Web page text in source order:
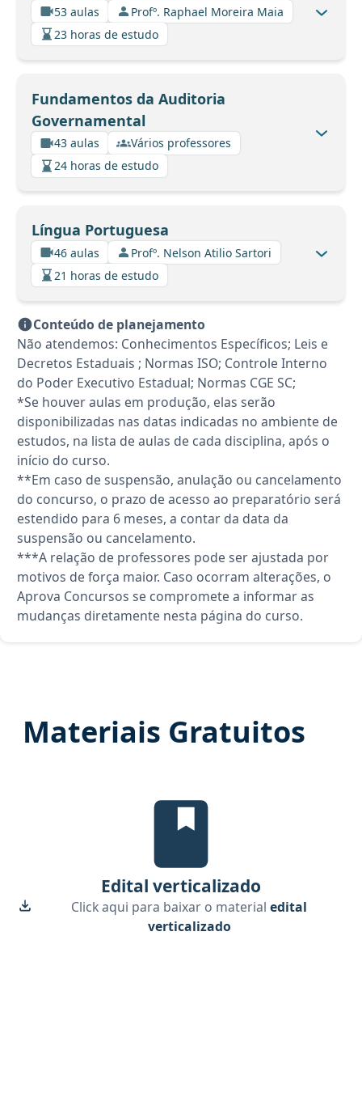
53 aulas
Profº. Raphael Moreira Maia
23 horas de estudo
Fundamentos da Auditoria
Governamental
43 aulas
Vários professores
24 horas de estudo
Língua Portuguesa
46 aulas
Profº. Nelson Atilio Sartori
21 horas de estudo
Conteúdo de planejamento
Não atendemos: Conhecimentos Específicos; Leis e
Decretos Estaduais ; Normas ISO; Controle Interno
do Poder Executivo Estadual; Normas CGE SC;
*Se houver aulas em produção, elas serão
disponibilizadas nas datas indicadas no ambiente de
estudos, na lista de aulas de cada disciplina, após o
início do curso.
**Em caso de suspensão, anulação ou cancelamento
do concurso, o prazo de acesso ao preparatório será
estendido para 6 meses, a contar da data da
suspensão ou cancelamento.
***A relação de professores pode ser ajustada por
motivos de força maior. Caso ocorram alterações, o
Aprova Concursos se compromete a informar as
mudanças diretamente nesta página do curso.
Materiais Gratuitos
Edital Verticalizado, material
Edital verticalizado
Click aqui para baixar o materialedital
verticalizado